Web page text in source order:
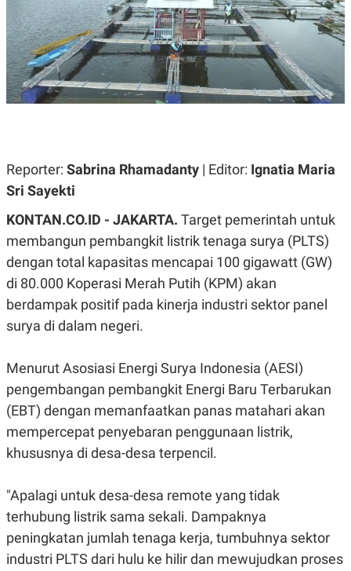
S
I
L
K
E
U
A
N
N
D
U
S
P
E
L
A
N
G
S
A
H
A
I
N
T
R
N
A
I
O
N
A
R
S
O
N
A
F
I
N
C
E
R
I
O
A
Y
A
N
C
A
R
Reporter: Sabrina Rhamadanty | Editor: Ignatia Maria
Sri Sayekti
KONTAN.CO.ID - JAKARTA. Target pemerintah untuk
membangun pembangkit listrik tenaga surya (PLTS)
dengan total kapasitas mencapai 100 gigawatt (GW)
di 80.000 Koperasi Merah Putih (KPM) akan
berdampak positif pada kinerja industri sektor panel
surya di dalam negeri.
MenurutAsosiasi Energi Surya Indonesia (AESI)
pengembangan pembangkit Energi Baru Terbarukan
(EBT) dengan memanfaatkan panas matahari akan
mempercepat penyebaran penggunaan listrik,
khususnya di desa-desa terpencil.
"Apalagi untuk desa-desa remote yang tidak
terhubung listrik sama sekali. Dampaknya
peningkatan jumlah tenaga kerja, tumbuhnya sektor
industri PLTS dari hulu ke hilir dan mewujudkan proses